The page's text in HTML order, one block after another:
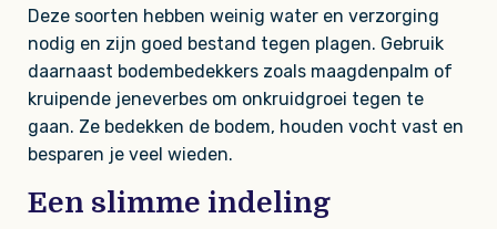
Deze soorten hebben weinig water en verzorging
nodig en zijn goed bestand tegen plagen. Gebruik
daarnaast bodembedekkers zoals maagdenpalm of
kruipende jeneverbes om onkruidgroei tegen te
gaan. Ze bedekken de bodem, houden vocht vast en
besparen je veel wieden.
Een slimme indeling